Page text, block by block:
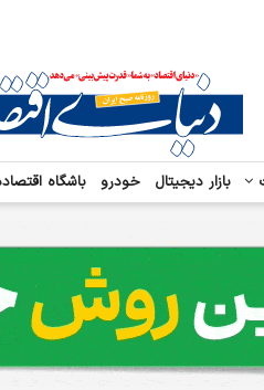
بازار دیجیتال خودرو باشگاه